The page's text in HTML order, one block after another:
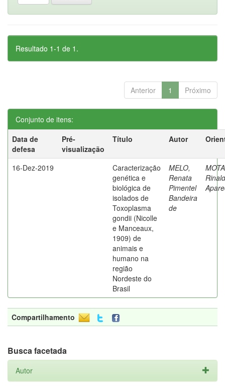
Resultado 1-1 de 1.
Anterior 1 Próximo
Conjunto de itens:
Data de
defesa
Pré-
visualização
Título Autor
16-Dez-2019
Caracterização
genética e
biológica de
isolados de
Toxoplasma
gondii (Nicolle
e Manceaux,
1909) de
animais e
humano na
região
Nordeste do
Brasil
MELO,
Renata
Pimentel
Bandeira
de
Compartilhamento
Busca facetada
Autor